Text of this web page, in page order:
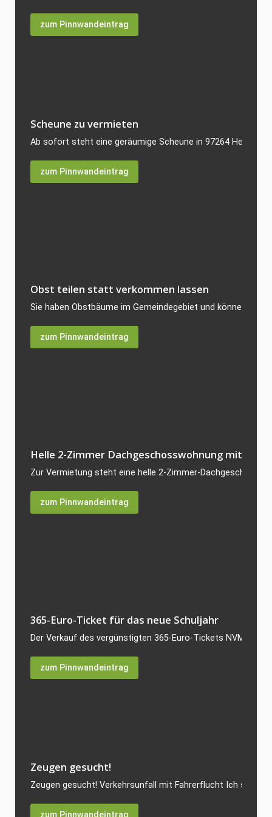
zum Pinnwandeintrag
Scheune zu vermieten
Ab sofort steht eine geräumige Scheune in 97264
zum Pinnwandeintrag
Obst teilen statt verkommen lassen
Sie haben Obstbäume im Gemeindegebiet und können die
zum Pinnwandeintrag
Helle 2-Zimmer Dachgeschosswohnung mit 64
Zur Vermietung steht eine helle 2-Zimmer-
zum Pinnwandeintrag
365‑Euro‑Ticket für das neue Schuljahr
Der Verkauf des vergünstigten 365‑Euro‑Tickets NVM für
zum Pinnwandeintrag
Zeugen gesucht!
Zeugen gesucht! Verkehrsunfall mit Fahrerflucht Ich suche
zum Pinnwandeintrag